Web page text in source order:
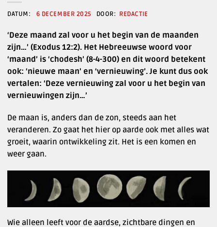
6 DECEMBER 2025 REDACTIE
‘Deze maand zal voor u het begin van de maanden
zijn…’ (Exodus 12:2). Het Hebreeuwse woord voor
‘maand’ is ‘chodesh’ (8-4-300) en dit woord betekent
ook: ‘nieuwe maan’ en ‘vernieuwing’. Je kunt dus ook
vertalen: ‘Deze vernieuwing zal voor u het begin van
vernieuwingen zijn…’
De maan is, anders dan de zon, steeds aan het
veranderen. Zo gaat het hier op aarde ook met alles wat
groeit, waarin ontwikkeling zit. Het is een komen en
weer gaan.
Wie alleen leeft voor de aardse, zichtbare dingen en